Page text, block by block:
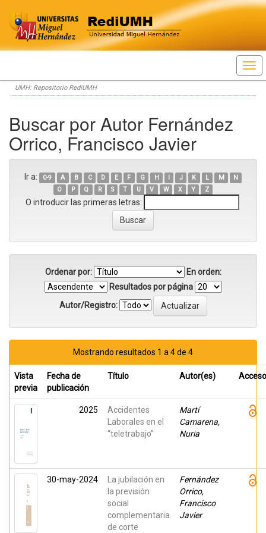
Skip
navigation
UMH: Repositorio RediUMH
Buscar por Autor Fernández
Orrico, Francisco Javier
Ir a: 0-9 A B C D E F G H I J K L M
N
O
P Q R S T U V W X Y Z
O introducir las primeras letras:
Ordenar por:
En orden:
Resultados por página
Autor/Registro:
Mostrando resultados 1 a 4 de 4
Vista
previa
Fecha de
publicación
Título Autor(es) Acceso
2025
Accidentes
Laborales en el
“teletrabajo”
Martí
Camarena,
Nuria
30-may-2024
La jubilación en
la previsión
social
complementaria
de corte
Fernández
Orrico,
Francisco
Javier